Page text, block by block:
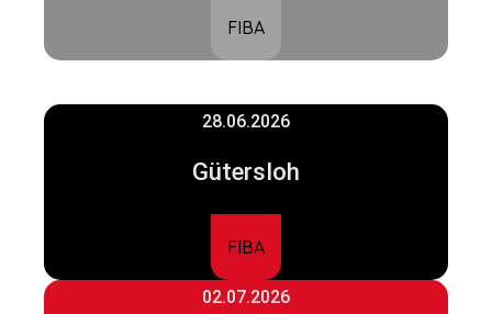
FIBA
28.06.2026
Gütersloh
FIBA
02.07.2026